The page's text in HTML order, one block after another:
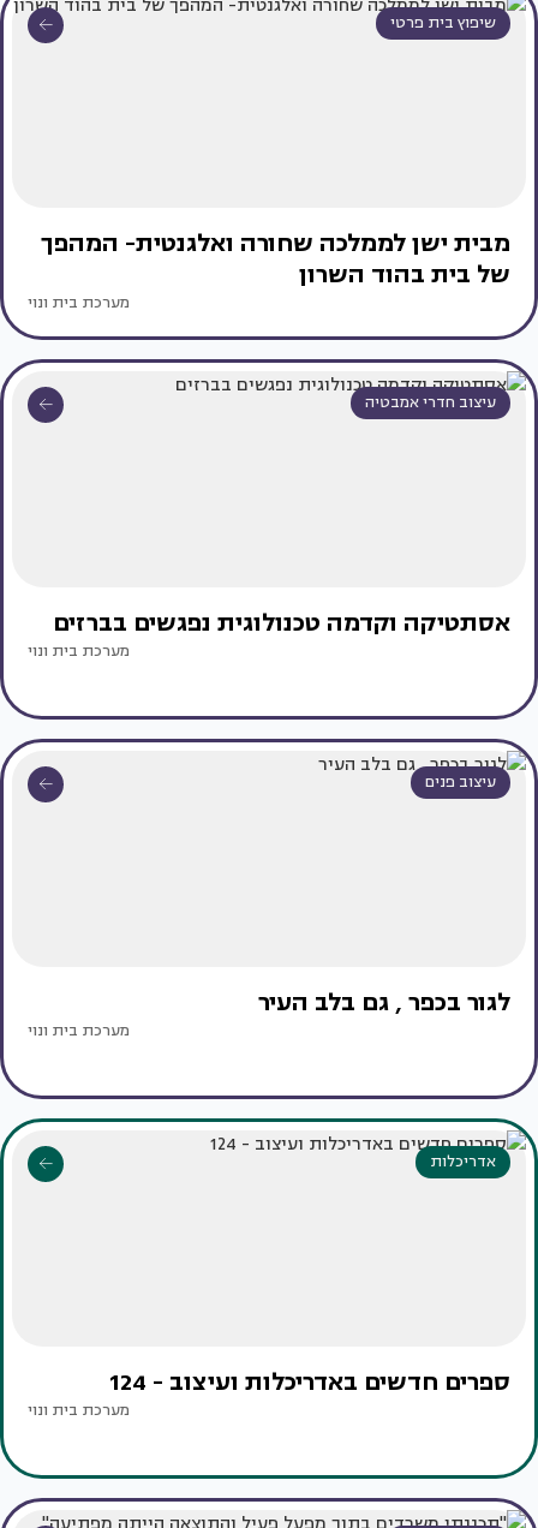
שיפוץ בית פרטי
מבית ישן לממלכה שחורה ואלגנטית- המהפך
של בית בהוד השרון
מערכת בית ונוי
עיצוב חדרי אמבטיה
אסתטיקה וקדמה טכנולוגית נפגשים בברזים
מערכת בית ונוי
עיצוב פנים
לגור‭ ‬בכפר‭, ‬ גם‭ ‬בלב‭ ‬העיר
מערכת בית ונוי
אדריכלות
ספרים חדשים באדריכלות ועיצוב - 124
מערכת בית ונוי